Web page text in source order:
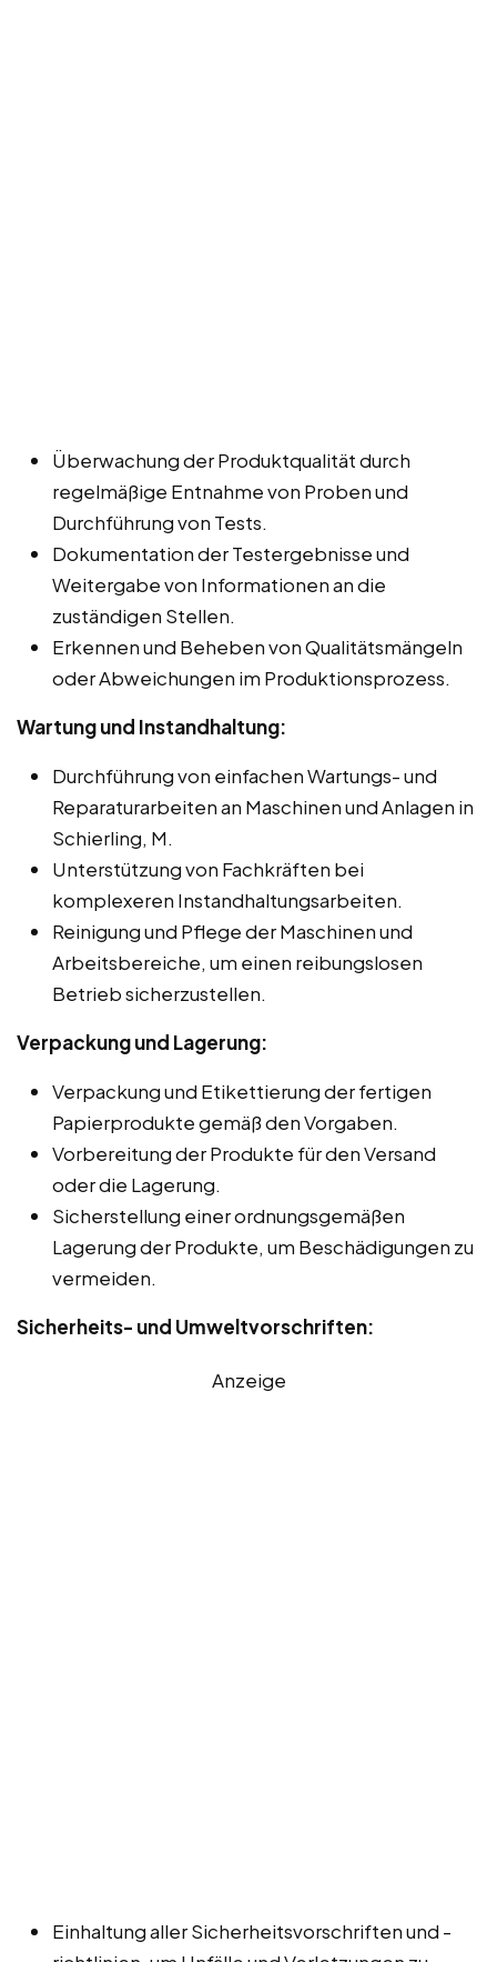
Überwachung der Produktqualität durch
regelmäßige Entnahme von Proben und
Durchführung von Tests.
Dokumentation der Testergebnisse und
Weitergabe von Informationen an die
zuständigen Stellen.
Erkennen und Beheben von Qualitätsmängeln
oder Abweichungen im Produktionsprozess.
Wartung und Instandhaltung:
Durchführung von einfachen Wartungs- und
Reparaturarbeiten an Maschinen und Anlagen in
Schierling, M.
Unterstützung von Fachkräften bei
komplexeren Instandhaltungsarbeiten.
Reinigung und Pflege der Maschinen und
Arbeitsbereiche, um einen reibungslosen
Betrieb sicherzustellen.
Verpackung und Lagerung:
Verpackung und Etikettierung der fertigen
Papierprodukte gemäß den Vorgaben.
Vorbereitung der Produkte für den Versand
oder die Lagerung.
Sicherstellung einer ordnungsgemäßen
Lagerung der Produkte, um Beschädigungen zu
vermeiden.
Sicherheits- und Umweltvorschriften:
Anzeige
Einhaltung aller Sicherheitsvorschriften und -